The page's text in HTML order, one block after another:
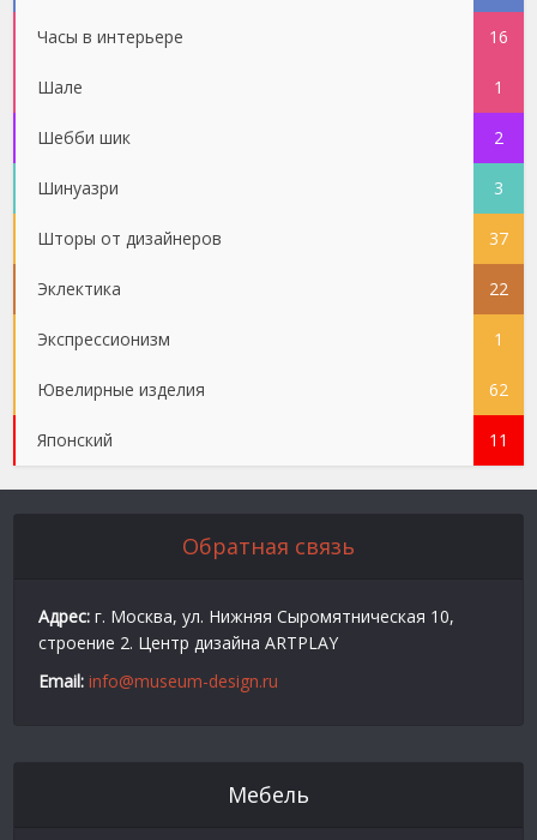
Часы в интерьере 16
Шале 1
Шебби шик 2
Шинуазри 3
Шторы от дизайнеров 37
Эклектика 22
Экспрессионизм 1
Ювелирные изделия 62
Японский 11
Обратная связь
Адрес: г. Москва, ул. Нижняя Сыромятническая 10,
строение 2. Центр дизайна ARTPLAY
Email: info@museum-design.ru
Мебель